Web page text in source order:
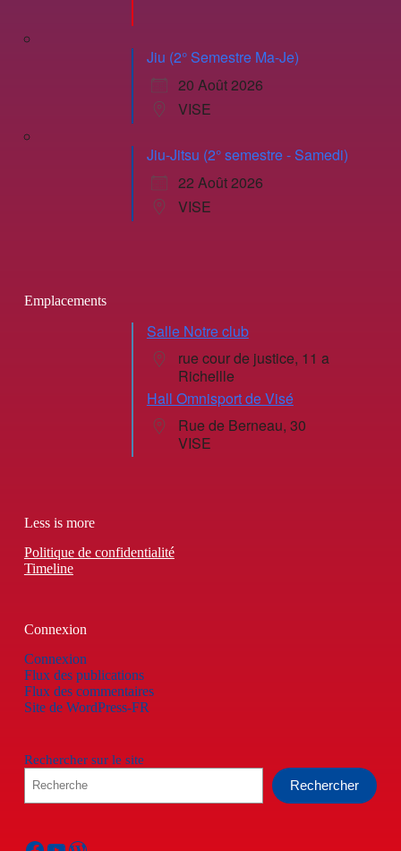
Jiu (2° Semestre Ma-Je)
20 Août 2026
VISE
Jiu-Jitsu (2° semestre - Samedi)
22 Août 2026
VISE
Emplacements
Salle Notre club
rue cour de justice, 11 a
Richellle
Hall Omnisport de Visé
Rue de Berneau, 30
VISE
Less is more
Politique de confidentialité
Timeline
Connexion
Connexion
Flux des publications
Flux des commentaires
Site de WordPress-FR
Rechercher sur le site
Rechercher